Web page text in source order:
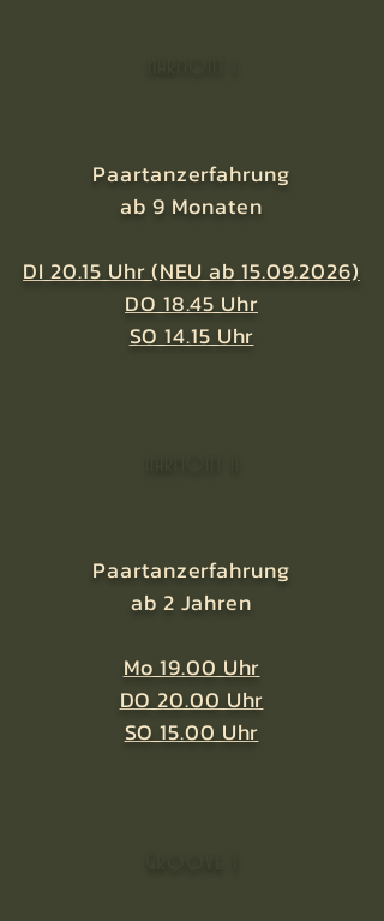
Paartanzerfahrung
ab 9 Monaten
DI 20.15 Uhr (NEU ab 15.09.2026)
DO 18.45 Uhr
SO 14.15 Uhr
Paartanzerfahrung
ab 2 Jahren
Mo 19.00 Uhr
DO 20.00 Uhr
SO 15.00 Uhr